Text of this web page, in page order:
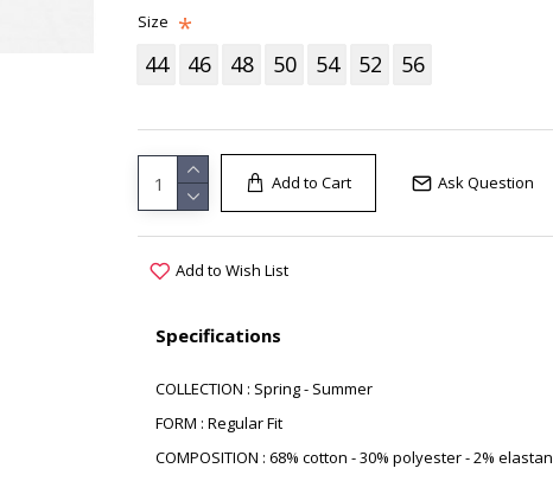
Size
44 46 48 50 54 52 56
Add to Cart Ask Question
Add to Wish List
Specifications
COLLECTION : Spring - Summer
FORM : Regular Fit
COMPOSITION : 68% cotton - 30% polyester - 2% elastan